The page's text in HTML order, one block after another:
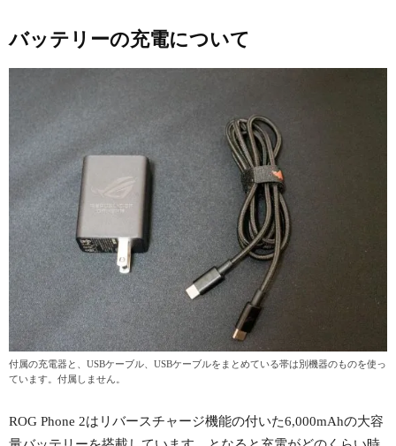
バッテリーの充電について
付属の充電器と、USBケーブル、USBケーブルをまとめている帯は別機器のものを使っ
ています。付属しません。
ROG Phone 2はリバースチャージ機能の付いた6,000mAhの大容